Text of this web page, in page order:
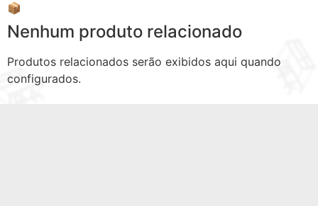
📦
Nenhum produto relacionado
Produtos relacionados serão exibidos aqui quando
configurados.